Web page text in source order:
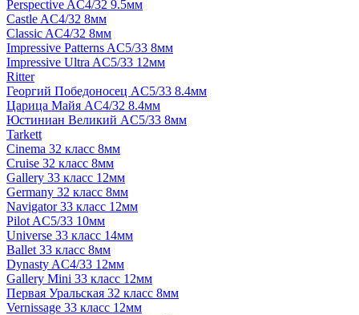
Perspective AC4/32 9.5мм
Castle AC4/32 8мм
Classic AC4/32 8мм
Impressive Patterns AC5/33 8мм
Impressive Ultra AC5/33 12мм
Ritter
Георгий Победоносец AC5/33 8.4мм
Царица Майя AC4/32 8.4мм
Юстиниан Великий AC5/33 8мм
Tarkett
Cinema 32 класс 8мм
Cruise 32 класс 8мм
Gallery 33 класс 12мм
Germany 32 класс 8мм
Navigator 33 класс 12мм
Pilot AC5/33 10мм
Universe 33 класс 14мм
Ballet 33 класс 8мм
Dynasty AC4/33 12мм
Gallery Mini 33 класс 12мм
Первая Уральская 32 класс 8мм
Vernissage 33 класс 12мм